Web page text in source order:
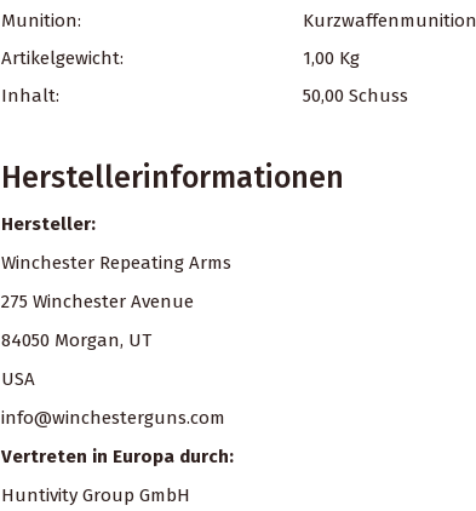
Munition:
Kurzwaffenmunition
Artikelgewicht:
1,00 Kg
Inhalt:
50,00 Schuss
Herstellerinformationen
Hersteller:
Winchester Repeating Arms
275 Winchester Avenue
84050 Morgan, UT
USA
info@winchesterguns.com
Vertreten in Europa durch:
Huntivity Group GmbH